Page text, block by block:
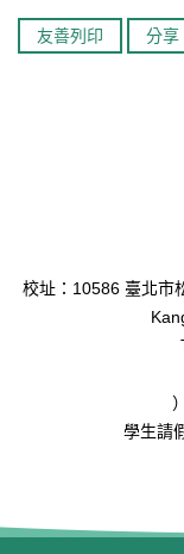
友善列印 分享
校址：10586 臺北市
學生請